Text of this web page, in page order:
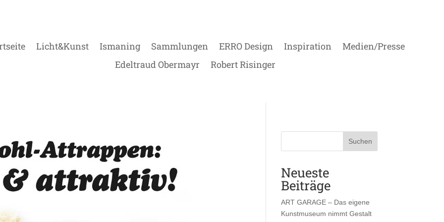
Licht&Kunst Ismaning Sammlungen ERRO Design Inspiration
Medien/Presse
Edeltraud Obermayr
Robert Risinger
Suchen
Neueste
Beiträge
ART GARAGE – Das eigene
Kunstmuseum nimmt Gestalt